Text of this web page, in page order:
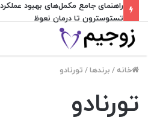
راهنمای جامع مکمل‌های بهبود
تستوسترون تا درمان نعوظ
خانه / برندها/ تورنادو
تورنادو